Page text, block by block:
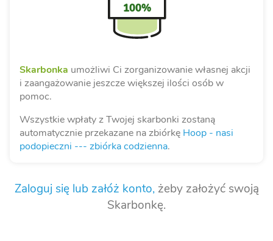
100%
Skarbonka umożliwi Ci zorganizowanie własnej akcji
i zaangażowanie jeszcze większej ilości osób w
pomoc.
Wszystkie wpłaty z Twojej skarbonki zostaną
automatycznie przekazane na zbiórkę Hoop - nasi
podopieczni --- zbiórka codzienna.
Zaloguj się lub załóż konto,żeby założyć swoją
Skarbonkę.